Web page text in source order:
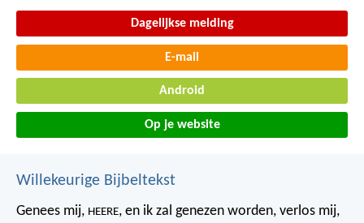
Dagelijkse melding
E-mail
Android
Op je website
Willekeurige Bijbeltekst
Genees mij, HEERE, en ik zal genezen worden, verlos mij,